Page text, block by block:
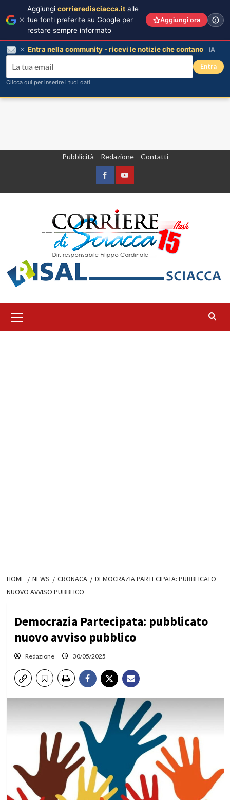
Pubblicità Redazione Contatti
FacebookYountube
principale
HOME NEWS CRONACA
DEMOCRAZIA PARTECIPATA: PUBBLICATO
NUOVO AVVISO PUBBLICO
Democrazia Partecipata: pubblicato
nuovo avviso pubblico
Redazione 30/05/2025
Aggiungi corrieredisciacca.it alle
tue fonti preferite su Google per
restare sempre informato
Aggiungi ora
Entra nella community - ricevi le notizie che contano IA
Entra
Clicca qui per inserire i tuoi dati